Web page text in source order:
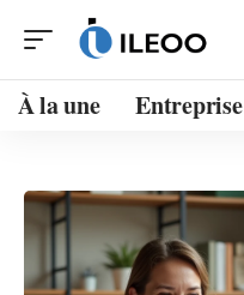
À la une Entreprise